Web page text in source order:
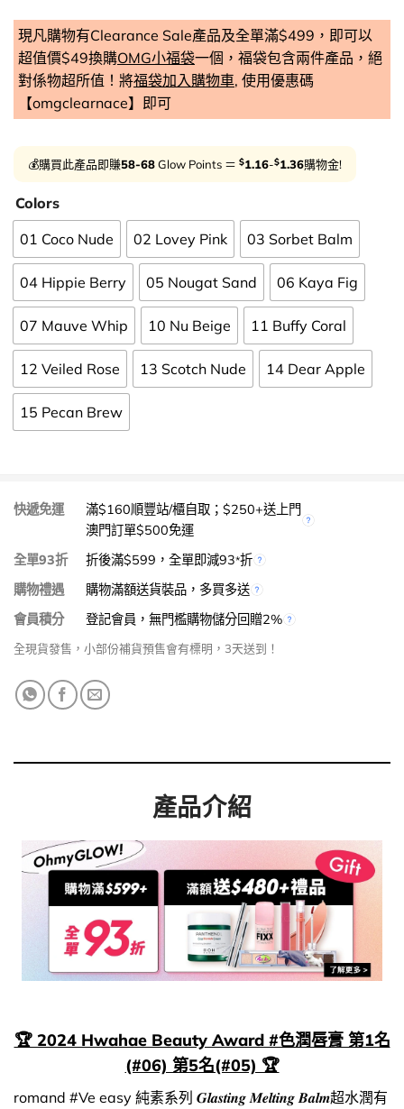
現凡購物有Clearance Sale產品及全單滿$499，即可以
超值價$49換購OMG小福袋一個，福袋包含兩件產品，絕
對係物超所值！將福袋加入購物車, 使用優惠碼
【omgclearnace】即可
💰購買此產品即賺58-68Glow Points ＝ $1.16-$1.36購物金!
Colors
01 Coco Nude 02 Lovey Pink 03 Sorbet Balm
04 Hippie Berry 05 Nougat Sand 06 Kaya Fig
07 Mauve Whip 10 Nu Beige 11 Buffy Coral
12 Veiled Rose 13 Scotch Nude 14 Dear Apple
15 Pecan Brew
快遞免運
滿$160順豐站/櫃自取；$250+送上門
澳門訂單$500免運
全單93折
折後滿$599，全單即減93*折
購物禮遇
購物滿額送貨裝品，多買多送
會員積分
登記會員，無門檻購物儲分回贈2%
全現貨發售，小部份補貨預售會有標明，3天送到！
產品介紹
🏆 2024 Hwahae Beauty Award #色潤唇膏 第1名
(#06) 第5名(#05) 🏆
romand #Ve easy 純素系列 𝑮𝒍𝒂𝒔𝒕𝒊𝒏𝒈 𝑴𝒆𝒍𝒕𝒊𝒏𝒈 𝑩𝒂𝒍𝒎超水潤有